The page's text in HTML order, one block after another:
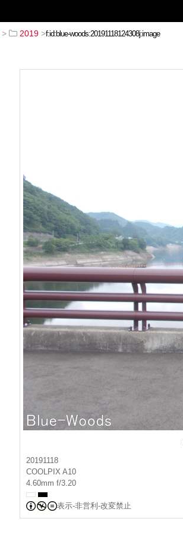
> 2019 >
20191118
COOLPIX A10
4.60mm f/3.20
表示-非営利-改変禁止